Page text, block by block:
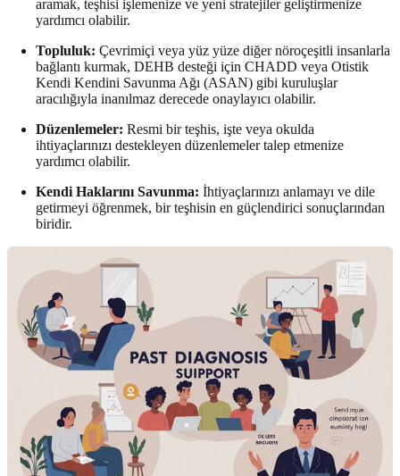
aramak, teşhisi işlemenize ve yeni stratejiler geliştirmenize
yardımcı olabilir.
Topluluk: Çevrimiçi veya yüz yüze diğer nöroçeşitli insanlarla
bağlantı kurmak, DEHB desteği için CHADD veya Otistik
Kendi Kendini Savunma Ağı (ASAN) gibi kuruluşlar
aracılığıyla inanılmaz derecede onaylayıcı olabilir.
Düzenlemeler: Resmi bir teşhis, işte veya okulda
ihtiyaçlarınızı destekleyen düzenlemeler talep etmenize
yardımcı olabilir.
Kendi Haklarını Savunma: İhtiyaçlarınızı anlamayı ve dile
getirmeyi öğrenmek, bir teşhisin en güçlendirici sonuçlarından
biridir.